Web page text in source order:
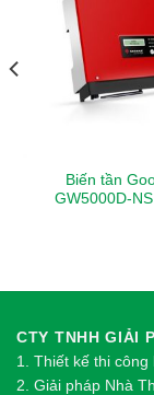
Biến tần
GW5000D-
CTY TNHH GIẢI
1. Thiết kế thi công
2. Giải pháp Nhà